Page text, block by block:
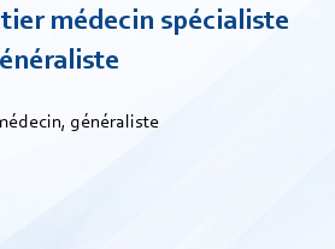
médecin spécialiste
généraliste